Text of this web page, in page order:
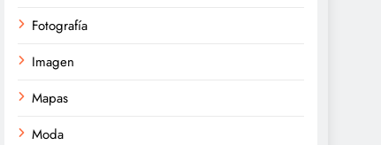
Fotografía
Imagen
Mapas
Moda